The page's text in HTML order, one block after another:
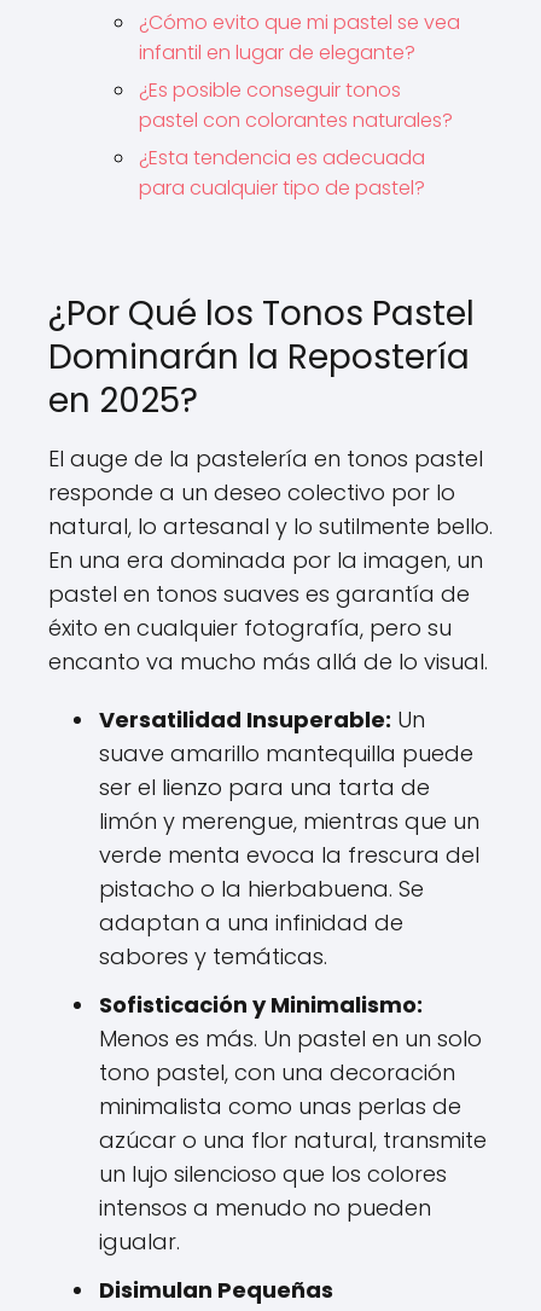
¿Cómo evito que mi pastel se vea
infantil en lugar de elegante?
¿Es posible conseguir tonos
pastel con colorantes naturales?
¿Esta tendencia es adecuada
para cualquier tipo de pastel?
¿Por Qué los Tonos Pastel
Dominarán la Repostería
en 2025?
El auge de la pastelería en tonos pastel
responde a un deseo colectivo por lo
natural, lo artesanal y lo sutilmente bello.
En una era dominada por la imagen, un
pastel en tonos suaves es garantía de
éxito en cualquier fotografía, pero su
encanto va mucho más allá de lo visual.
Versatilidad Insuperable: Un
suave amarillo mantequilla puede
ser el lienzo para una tarta de
limón y merengue, mientras que un
verde menta evoca la frescura del
pistacho o la hierbabuena. Se
adaptan a una infinidad de
sabores y temáticas.
Sofisticación y Minimalismo:
Menos es más. Un pastel en un solo
tono pastel, con una decoración
minimalista como unas perlas de
azúcar o una flor natural, transmite
un lujo silencioso que los colores
intensos a menudo no pueden
igualar.
Disimulan Pequeñas